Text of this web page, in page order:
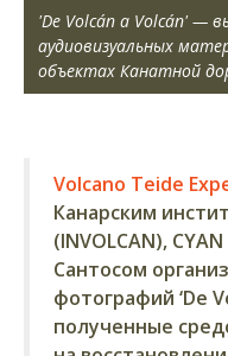
'De Volcán a Volcán' —
аудиовизуальных
объектах Канатной
Volcano Teide
Канарским
(INVOLCAN),
Сантосом
фотографий ‘De
полученные